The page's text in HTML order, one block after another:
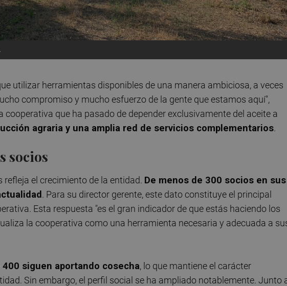
utilizar herramientas disponibles de una manera ambiciosa, a veces
compromiso y mucho esfuerzo de la gente que estamos aquí",
cooperativa que ha pasado de depender exclusivamente del aceite a
agraria y una amplia red de servicios complementarios.
socios
el crecimiento de la entidad. De menos de 300 socios en sus
. Para su director gerente, este dato constituye el principal
Esta respuesta "es el gran indicador de que estás haciendo los
la cooperativa como una herramienta necesaria y adecuada a
400 siguen aportando cosecha, lo que mantiene el carácter
Sin embargo, el perfil social se ha ampliado notablemente. Junto